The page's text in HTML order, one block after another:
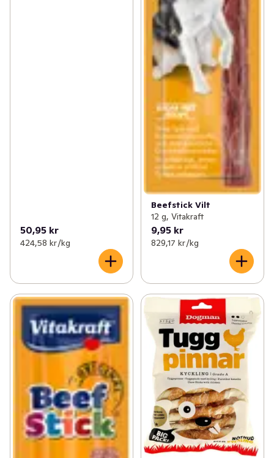
50,95 kr
424,58 kr /kg
Beefstick Vilt
12 g, Vitakraft
9,95 kr
829,17 kr /kg